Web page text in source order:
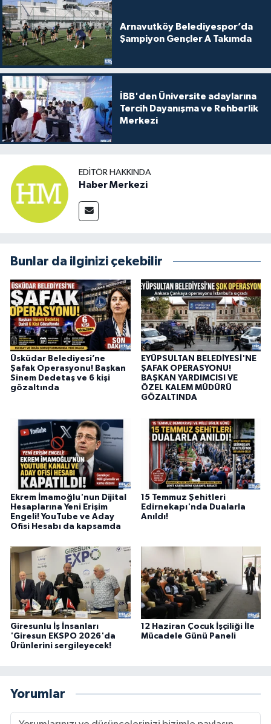
Arnavutköy Belediyespor’da
Şampiyon Gençler A Takımda
İBB'den Üniversite adaylarına
Tercih Dayanışma ve Rehberlik
Merkezi
EDITÖR HAKKINDA
Haber Merkezi
Bunlar da ilginizi çekebilir
Üsküdar Belediyesi’ne
Şafak Operasyonu! Başkan
Sinem Dedetaş ve 6 kişi
gözaltında
EYÜPSULTAN BELEDİYESİ'NE
ŞAFAK OPERASYONU!
BAŞKAN YARDIMCISI VE
ÖZEL KALEM MÜDÜRÜ
GÖZALTINDA
Ekrem İmamoğlu'nun Dijital
Hesaplarına Yeni Erişim
Engeli! YouTube ve Aday
Ofisi Hesabı da kapsamda
15 Temmuz Şehitleri
Edirnekapı'nda Dualarla
Anıldı!
Giresunlu İş İnsanları
'Giresun EKSPO 2026'da
Ürünlerini sergileyecek!
12 Haziran Çocuk İşçiliği İle
Mücadele Günü Paneli
Yorumlar